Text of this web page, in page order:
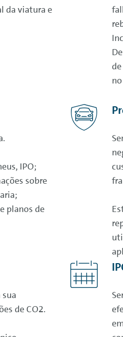
da viatura e
IPO;
sobre
planos de
de CO2.